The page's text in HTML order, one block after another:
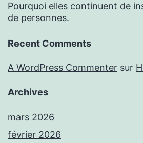
Pourquoi elles continuent de
de personnes.
Recent Comments
A WordPress Commenter sur
Archives
mars 2026
février 2026